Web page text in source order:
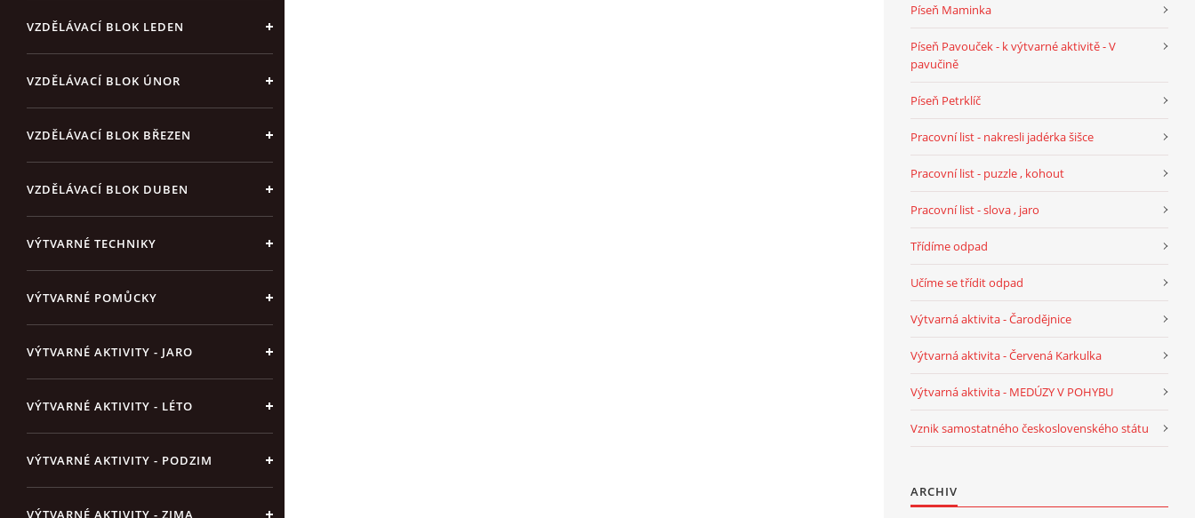
VZDĚLÁVACÍ BLOK LEDEN
VZDĚLÁVACÍ BLOK ÚNOR
VZDĚLÁVACÍ BLOK BŘEZEN
VZDĚLÁVACÍ BLOK DUBEN
VÝTVARNÉ TECHNIKY
VÝTVARNÉ POMŮCKY
VÝTVARNÉ AKTIVITY - JARO
VÝTVARNÉ AKTIVITY - LÉTO
VÝTVARNÉ AKTIVITY - PODZIM
VÝTVARNÉ AKTIVITY - ZIMA
Píseň Maminka
Píseň Pavouček - k výtvarné aktivitě - V
pavučině
Píseň Petrklíč
Pracovní list - nakresli jadérka šišce
Pracovní list - puzzle , kohout
Pracovní list - slova , jaro
Třídíme odpad
Učíme se třídit odpad
Výtvarná aktivita - Čarodějnice
Výtvarná aktivita - Červená Karkulka
Výtvarná aktivita - MEDÚZY V POHYBU
Vznik samostatného československého státu
ARCHIV